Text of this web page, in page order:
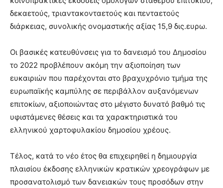
δεκαετούς, τριαντακονταετούς και πενταετούς
διάρκειας, συνολικής ονομαστικής αξίας 15,9 δις.ευρω.
Οι βασικές κατευθύνσεις για το δανεισμό του Δημοσίου
το 2022 προβλέπουν ακόμη την αξιοποίηση των
ευκαιριών που παρέχονται στο βραχυχρόνιο τμήμα της
ευρωπαϊκής καμπύλης σε περιβάλλον αυξανόμενων
επιτοκίων, αξιοποιώντας στο μέγιστο δυνατό βαθμό τις
υφιστάμενες θέσεις και τα χαρακτηριστικά του
ελληνικού χαρτοφυλακίου δημοσίου χρέους.
Τέλος, κατά το νέο έτος θα επιχειρηθεί η δημιουργία
πλαισίου έκδοσης ελληνικών κρατικών χρεογράφων με
προσανατολισμό των δανειακών τους προσόδων στην